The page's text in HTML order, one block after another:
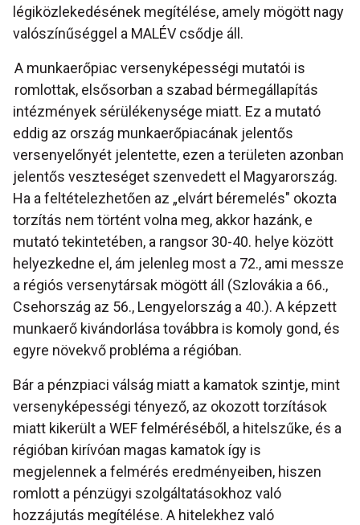
légiközlekedésének megítélése, amely mögött nagy
valószínűséggel a MALÉV csődje áll.
A munkaerőpiac versenyképességi mutatói is
romlottak, elsősorban a szabad bérmegállapítás
intézmények sérülékenysége miatt. Ez a mutató
eddig az ország munkaerőpiacának jelentős
versenyelőnyét jelentette, ezen a területen azonban
jelentős veszteséget szenvedett el Magyarország.
Ha a feltételezhetően az „elvárt béremelés" okozta
torzítás nem történt volna meg, akkor hazánk, e
mutató tekintetében, a rangsor 30-40. helye között
helyezkedne el, ám jelenleg most a 72., ami messze
a régiós versenytársak mögött áll (Szlovákia a 66.,
Csehország az 56., Lengyelország a 40.). A képzett
munkaerő kivándorlása továbbra is komoly gond, és
egyre növekvő probléma a régióban.
Bár a pénzpiaci válság miatt a kamatok szintje, mint
versenyképességi tényező, az okozott torzítások
miatt kikerült a WEF felméréséből, a hitelszűke, és a
régióban kirívóan magas kamatok így is
megjelennek a felmérés eredményeiben, hiszen
romlott a pénzügyi szolgáltatásokhoz való
hozzájutás megítélése. A hitelekhez való